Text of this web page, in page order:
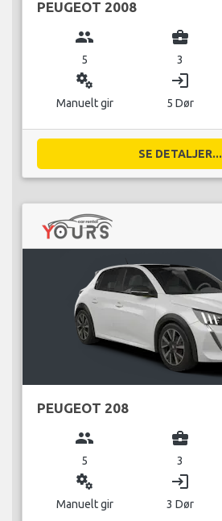
PEUGEOT 2008
group
5
business_center
3
miscellaneous_services
Manuelt gir
login
5 Dør
SE DETALJER...
PEUGEOT 208
group
5
business_center
3
miscellaneous_services
Manuelt gir
login
3 Dør